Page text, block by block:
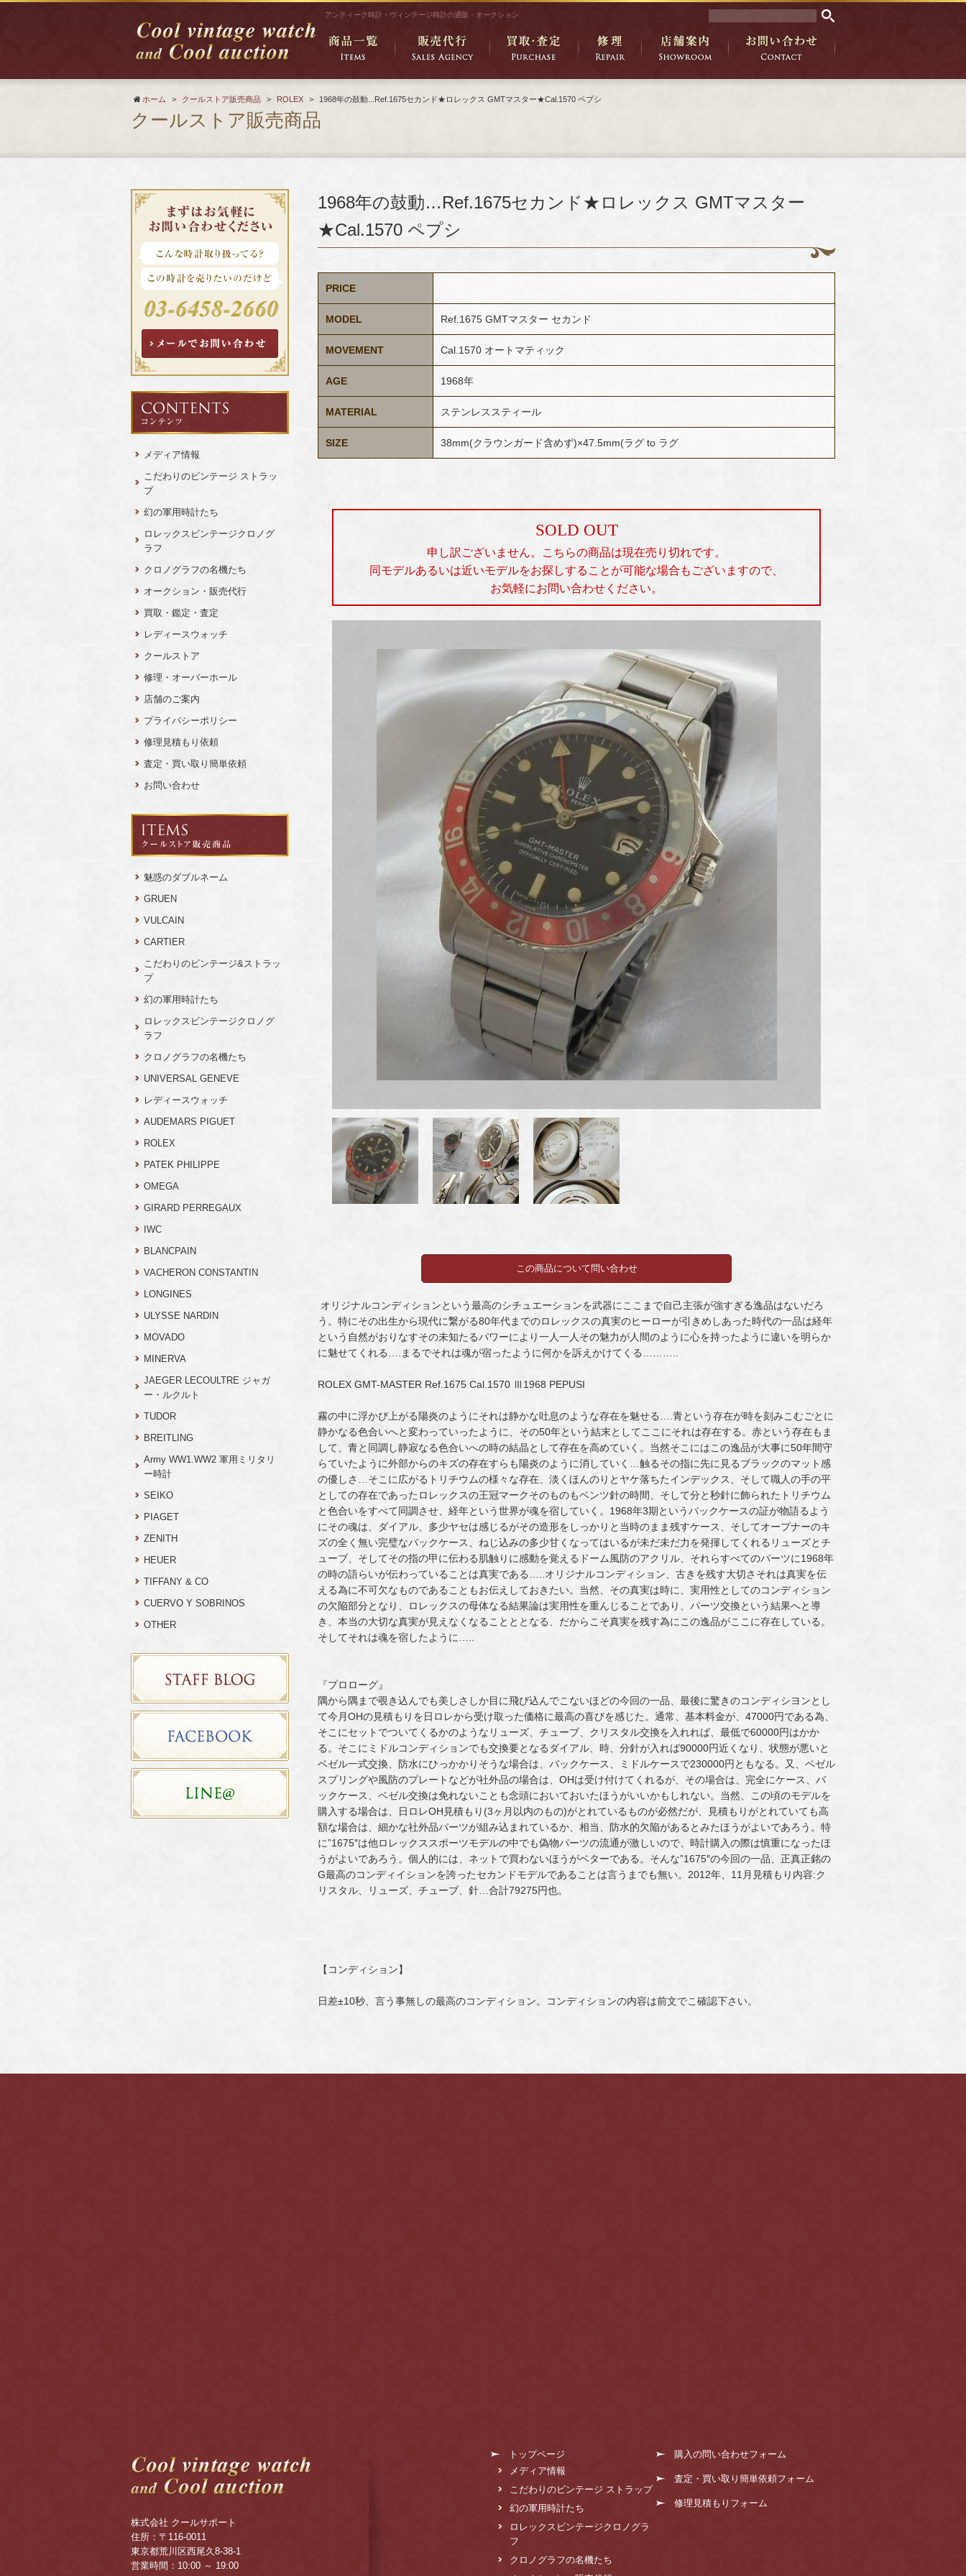
アンティーク時計・ヴィンテージ時計の通販・オークション
ホーム > クールストア販売商品 > ROLEX > 1968年の鼓動...Ref.1675セカンド★ロレックス GMTマスター★Cal.1570 ペプシ
クールストア販売商品
1968年の鼓動…Ref.1675セカンド★ロレックス GMTマスター
★Cal.1570 ペプシ
PRICE
MODEL Ref.1675 GMTマスター セカンド
MOVEMENT Cal.1570 オートマティック
AGE 1968年
MATERIAL ステンレススティール
SIZE 38mm(クラウンガード含めず)×47.5mm(ラグ to ラグ
SOLD OUT
申し訳ございません。こちらの商品は現在売り切れです。
同モデルあるいは近いモデルをお探しすることが可能な場合もございますので、
お気軽にお問い合わせください。
オリジナルコンディションという最高のシチュエーションを武器にここまで自己主張が強すぎる逸品はないだろ
う。特にその出生から現代に繋がる80年代までのロレックスの真実のヒーローが引きめしあった時代の一品は経年
という自然がおりなすその未知たるパワーにより一人一人その魅力が人間のように心を持ったように違いを明らか
に魅せてくれる….まるでそれは魂が宿ったように何かを訴えかけてくる………..
ROLEX GMT-MASTER Ref.1675 Cal.1570 Ⅲ1968 PEPUSI
霧の中に浮かび上がる陽炎のようにそれは静かな吐息のような存在を魅せる….青という存在が時を刻みこむごとに
静かなる色合いへと変わっていったように、その50年という結末としてここにそれは存在する。赤という存在もま
して、青と同調し静寂なる色合いへの時の結晶として存在を高めていく。当然そこにはこの逸品が大事に50年間守
らていたように外部からのキズの存在すらも陽炎のように消していく…触るその指に先に見るブラックのマット感
の優しさ…そこに広がるトリチウムの様々な存在、淡くほんのりとヤケ落ちたインデックス、そして職人の手の平
としての存在であったロレックスの王冠マークそのものもベンツ針の時間、そして分と秒針に飾られたトリチウム
と色合いをすべて同調させ、経年という世界が魂を宿していく。1968年3期というバックケースの証が物語るよう
にその魂は、ダイアル、多少ヤセは感じるがその造形をしっかりと当時のまま残すケース、そしてオープナーのキ
ズの全く無い完璧なバックケース、ねじ込みの多少甘くなってはいるが未だ未だ力を発揮してくれるリューズとチ
ューブ、そしてその指の甲に伝わる肌触りに感動を覚えるドーム風防のアクリル、それらすべてのパーツに1968年
の時の語らいが伝わっていることは真実である…..オリジナルコンディション、古きを残す大切さそれは真実を伝
える為に不可欠なものであることもお伝えしておきたい。当然、その真実は時に、実用性としてのコンディション
の欠陥部分となり、ロレックスの母体なる結果論は実用性を重んじることであり、パーツ交換という結果へと導
き、本当の大切な真実が見えなくなることととなる、だからこそ真実を残す為にこの逸品がここに存在している。
そしてそれは魂を宿したように…..
『プロローグ』
隅から隅まで覗き込んでも美しさしか目に飛び込んでこないほどの今回の一品、最後に驚きのコンディシヨンとし
て今月OHの見積もりを日ロレから受け取った価格に最高の喜びを感じた。通常、基本料金が、47000円である為、
そこにセットでついてくるかのようなリューズ、チューブ、クリスタル交換を入れれば、最低で60000円はかか
る。そこにミドルコンディションでも交換要となるダイアル、時、分針が入れば90000円近くなり、状態が悪いと
ベゼル一式交換、防水にひっかかりそうな場合は、バックケース、ミドルケースで230000円ともなる。又、ベゼル
スプリングや風防のプレートなどが社外品の場合は、OHは受け付けてくれるが、その場合は、完全にケース、バ
ックケース、ベゼル交換は免れないことも念頭においておいたほうがいいかもしれない。当然、この頃のモデルを
購入する場合は、日ロレOH見積もり(3ヶ月以内のもの)がとれているものが必然だが、見積もりがとれていても高
額な場合は、細かな社外品パーツが組み込まれているか、相当、防水的欠陥があるとみたほうがよいであろう。特
に”1675″は他ロレックススポーツモデルの中でも偽物パーツの流通が激しいので、時計購入の際は慎重になったほ
うがよいであろう。個人的には、ネットで買わないほうがベターである。そんな”1675″の今回の一品、正真正銘の
G最高のコンディイションを誇ったセカンドモデルであることは言うまでも無い。2012年、11月見積もり内容:ク
リスタル、リューズ、チューブ、針…合計79275円也。
【コンディション】
日差±10秒、言う事無しの最高のコンディション。コンディションの内容は前文でこ確認下さい。
メディア情報
こだわりのビンテージ ストラッ
プ
幻の軍用時計たち
ロレックスビンテージクロノグ
ラフ
クロノグラフの名機たち
オークション・販売代行
買取・鑑定・査定
レディースウォッチ
クールストア
修理・オーバーホール
店舗のご案内
プライバシーポリシー
修理見積もり依頼
査定・買い取り簡単依頼
お問い合わせ
魅惑のダブルネーム
GRUEN
VULCAIN
CARTIER
こだわりのビンテージ&ストラッ
プ
幻の軍用時計たち
ロレックスビンテージクロノグ
ラフ
クロノグラフの名機たち
UNIVERSAL GENEVE
レディースウォッチ
AUDEMARS PIGUET
ROLEX
PATEK PHILIPPE
OMEGA
GIRARD PERREGAUX
IWC
BLANCPAIN
VACHERON CONSTANTIN
LONGINES
ULYSSE NARDIN
MOVADO
MINERVA
JAEGER LECOULTRE ジャガ
ー・ルクルト
TUDOR
BREITLING
Army WW1.WW2 軍用ミリタリ
ー時計
SEIKO
PIAGET
ZENITH
HEUER
TIFFANY & CO
CUERVO Y SOBRINOS
OTHER
株式会社 クールサポート
住所：〒116-0011
東京都荒川区西尾久8-38-1
営業時間：10:00 ～ 19:00
トップページ
メディア情報
こだわりのビンテージ ストラップ
幻の軍用時計たち
ロレックスビンテージクロノグラ
フ
クロノグラフの名機たち
購入の問い合わせフォーム
査定・買い取り簡単依頼フォーム
修理見積もりフォーム